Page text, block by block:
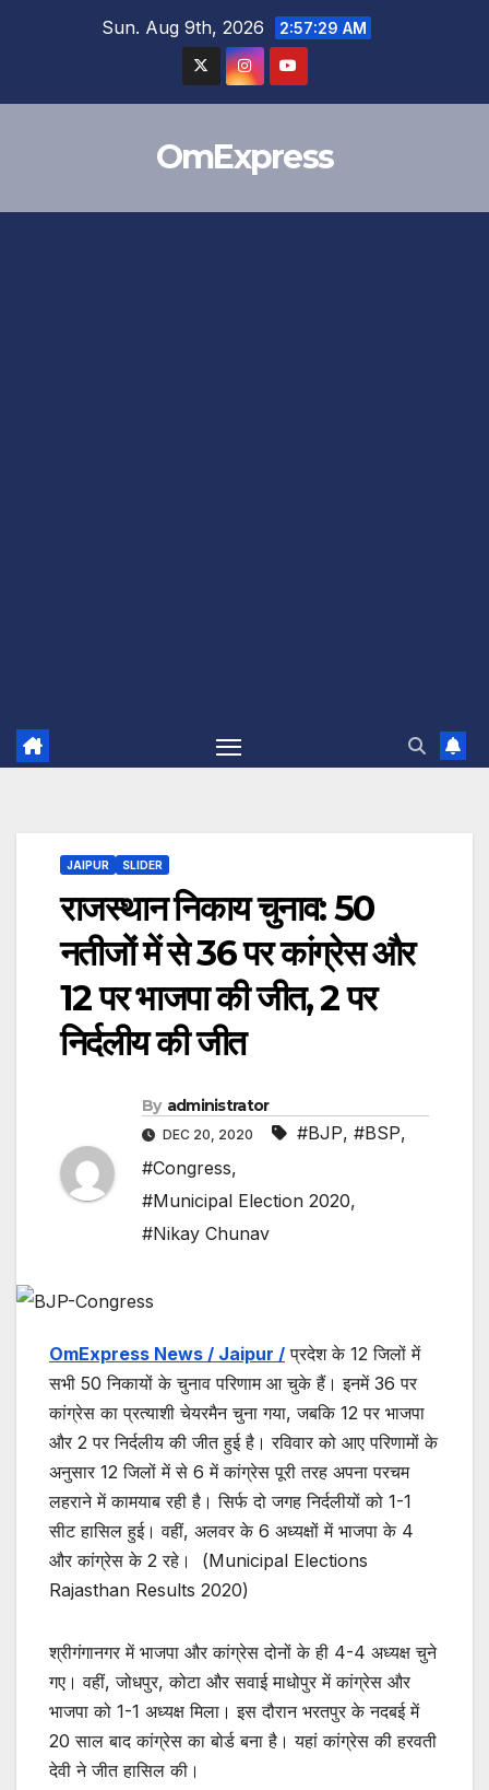
Sun. Aug 9th, 2026 2:57:30 AM
OmExpress
JAIPUR SLIDER
राजस्थान निकाय चुनाव: 50
नतीजों में से 36 पर कांग्रेस और
12 पर भाजपा की जीत, 2 पर
निर्दलीय की जीत
By administrator
DEC 20, 2020 #BJP, #BSP,
#Congress,
#Municipal Election 2020,
#Nikay Chunav
OmExpress News / Jaipur / प्रदेश के 12 जिलों में
सभी 50 निकायों के चुनाव परिणाम आ चुके हैं। इनमें 36 पर
कांग्रेस का प्रत्याशी चेयरमैन चुना गया, जबकि 12 पर भाजपा
और 2 पर निर्दलीय की जीत हुई है। रविवार को आए परिणामों के
अनुसार 12 जिलों में से 6 में कांग्रेस पूरी तरह अपना परचम
लहराने में कामयाब रही है। सिर्फ दो जगह निर्दलीयों को 1-1
सीट हासिल हुई। वहीं, अलवर के 6 अध्यक्षों में भाजपा के 4
और कांग्रेस के 2 रहे। (Municipal Elections
Rajasthan Results 2020)
श्रीगंगानगर में भाजपा और कांग्रेस दोनों के ही 4-4 अध्यक्ष चुने
गए। वहीं, जोधपुर, कोटा और सवाई माधोपुर में कांग्रेस और
भाजपा को 1-1 अध्यक्ष मिला। इस दौरान भरतपुर के नदबई में
20 साल बाद कांग्रेस का बोर्ड बना है। यहां कांग्रेस की हरवती
देवी ने जीत हासिल की।